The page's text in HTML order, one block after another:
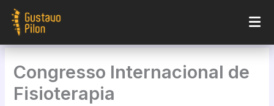
para
conteúdo
Congresso Internacional de
Fisioterapia